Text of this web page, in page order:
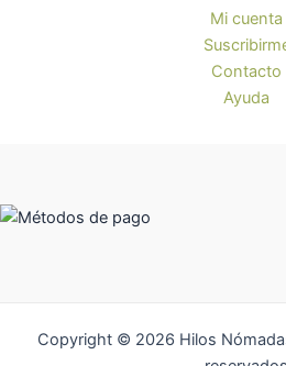
Mi cuenta
Contacto
Ayuda
Copyright © 2026 Hilos